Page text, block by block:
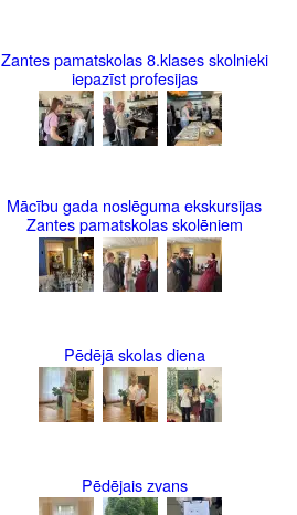
Zantes pamatskolas 8.klases skolnieki
iepazīst profesijas
Mācību gada noslēguma ekskursijas
Zantes pamatskolas skolēniem
Pēdējā skolas diena
Pēdējais zvans